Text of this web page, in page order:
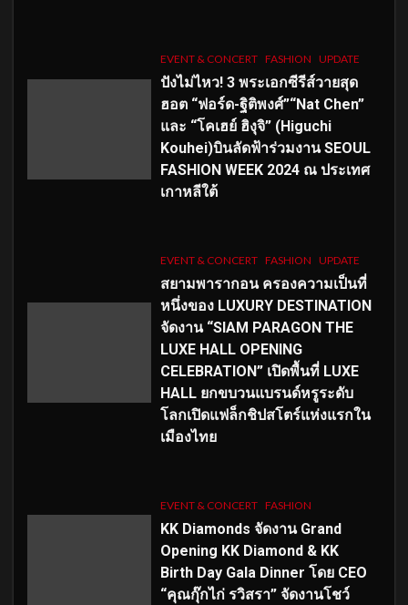
EVENT & CONCERT FASHION UPDATE
ปังไม่ไหว! 3 พระเอกซีรีส์วายสุด
ฮอต “ฟอร์ด-ฐิติพงศ์”“Nat Chen”
และ “โคเฮย์ ฮิงุจิ” (Higuchi
Kouhei)บินลัดฟ้าร่วมงาน SEOUL
FASHION WEEK 2024 ณ ประเทศ
เกาหลีใต้
EVENT & CONCERT FASHION UPDATE
สยามพารากอน ครองความเป็นที่
หนึ่งของ LUXURY DESTINATION
จัดงาน “SIAM PARAGON THE
LUXE HALL OPENING
CELEBRATION” เปิดพื้นที่ LUXE
HALL ยกขบวนแบรนด์หรูระดับ
โลกเปิดแฟล็กชิปสโตร์แห่งแรกใน
เมืองไทย
EVENT & CONCERT FASHION
KK Diamonds จัดงาน Grand
Opening KK Diamond & KK
Birth Day Gala Dinner โดย CEO
“คุณกุ๊กไก่ รวิสรา” จัดงานโชว์